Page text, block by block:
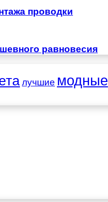
проводки
равновесия
лучшие модные